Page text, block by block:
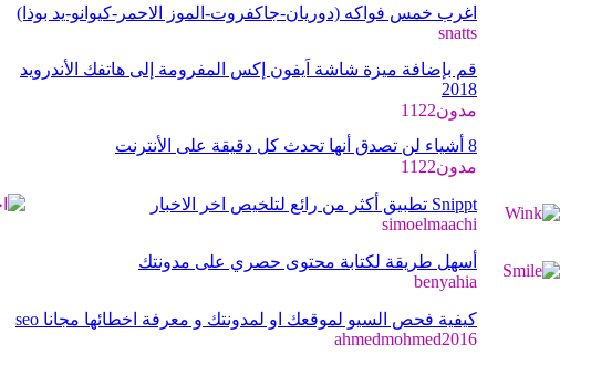
اغرب خمس فواكه (دوريان-جاكفروت-الموز الاحمر-كيوانو-يد بوذا)
snatts
قم بإضافة ميزة شاشة اَيفون إكس المفرومة إلى هاتفك الأندرويد
2018
مدون1122
8 أشياء لن تصدق أنها تحدث كل دقيقة على الأنترنت
مدون1122
Snippt تطبيق أكثر من رائع لتلخيص اخر الاخبار
simoelmaachi
أسهل طريقة لكتابة محتوى حصري على مدونتك
benyahia
كيفية فحص السيو لموقعك او لمدونتك و معرفة اخطائها مجانا seo
ahmedmohmed2016